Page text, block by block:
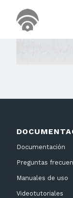
Documentación
Preguntas
Manuales de uso
Videotutoriales